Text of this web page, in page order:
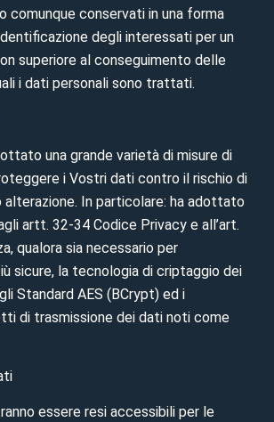
comunque conservati in una forma
degli interessati per un
superiore al conseguimento delle
i dati personali sono trattati.
una grande varietà di misure di
i Vostri dati contro il rischio di
alterazione. In particolare: ha adottato
artt. 32-34 Codice Privacy e all’art.
qualora sia necessario per
sicure, la tecnologia di criptaggio dei
Standard AES (BCrypt) ed i
di trasmissione dei dati noti come
essere resi accessibili per le